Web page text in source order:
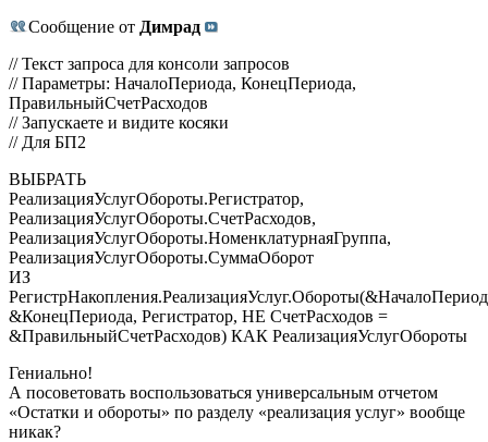
Сообщение от Димрад
// Текст запроса для консоли запросов
// Параметры: НачалоПериода, КонецПериода,
ПравильныйСчетРасходов
// Запускаете и видите косяки
// Для БП2
ВЫБРАТЬ
РеализацияУслугОбороты.Регистратор,
РеализацияУслугОбороты.СчетРасходов,
РеализацияУслугОбороты.НоменклатурнаяГруппа,
РеализацияУслугОбороты.СуммаОборот
ИЗ
&КонецПериода, Регистратор, НЕ СчетРасходов =
&ПравильныйСчетРасходов) КАК РеализацияУслугОбороты
Гениально!
А посоветовать воспользоваться универсальным отчетом
«Остатки и обороты» по разделу «реализация услуг» вообще
никак?